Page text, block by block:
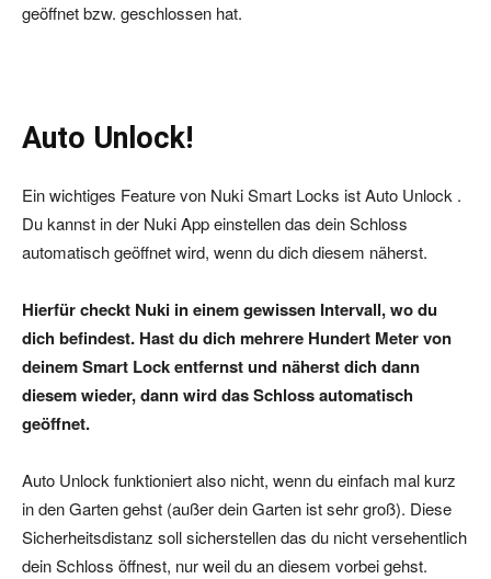
geöffnet bzw. geschlossen hat.
Auto Unlock!
Ein wichtiges Feature von Nuki Smart Locks ist Auto Unlock .
Du kannst in der Nuki App einstellen das dein Schloss
automatisch geöffnet wird, wenn du dich diesem näherst.
Hierfür checkt Nuki in einem gewissen Intervall, wo du
dich befindest. Hast du dich mehrere Hundert Meter von
deinem Smart Lock entfernst und näherst dich dann
diesem wieder, dann wird das Schloss automatisch
geöffnet.
Auto Unlock funktioniert also nicht, wenn du einfach mal kurz
in den Garten gehst (außer dein Garten ist sehr groß). Diese
Sicherheitsdistanz soll sicherstellen das du nicht versehentlich
dein Schloss öffnest, nur weil du an diesem vorbei gehst.